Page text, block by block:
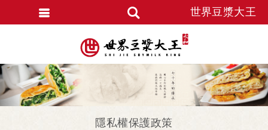
隱私權保護政策
世界豆漿大王